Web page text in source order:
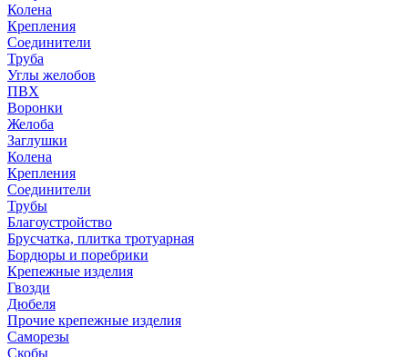
Колена
Крепления
Соединители
Труба
Углы желобов
ПВХ
Воронки
Желоба
Заглушки
Колена
Крепления
Соединители
Трубы
Благоустройство
Брусчатка, плитка тротуарная
Бордюры и поребрики
Крепежные изделия
Гвозди
Дюбеля
Прочие крепежные изделия
Саморезы
Скобы